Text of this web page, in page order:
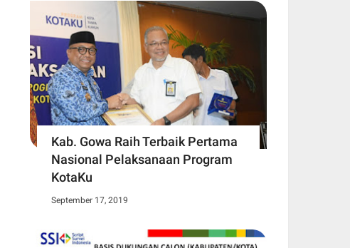
Kab. Gowa Raih Terbaik Pertama
Nasional Pelaksanaan Program
KotaKu
September 17, 2019